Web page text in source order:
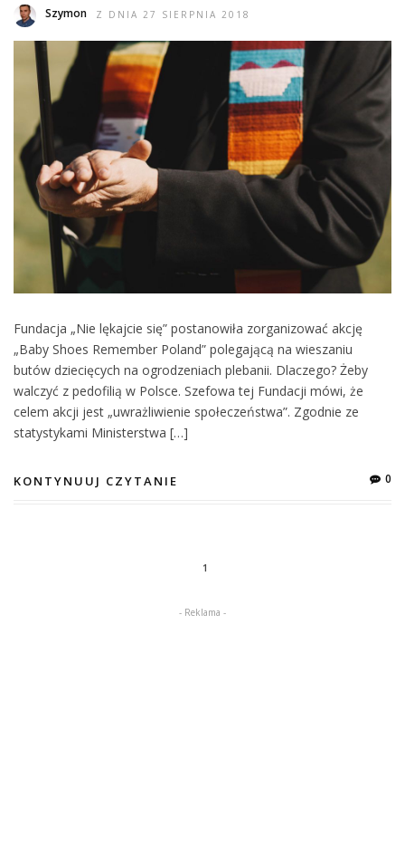
Szymon Z DNIA 27 SIERPNIA 2018
Fundacja „Nie lękajcie się” postanowiła zorganizować akcję
„Baby Shoes Remember Poland” polegającą na wieszaniu
butów dziecięcych na ogrodzeniach plebanii. Dlaczego? Żeby
walczyć z pedofilią w Polsce. Szefowa tej Fundacji mówi, że
celem akcji jest „uwrażliwienie społeczeństwa”. Zgodnie ze
statystykami Ministerstwa […]
KONTYNUUJ CZYTANIE 0
1
- Reklama -